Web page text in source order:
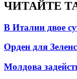
ЧИТАЙТЕ
В Италии двое
Орден для
Молдова